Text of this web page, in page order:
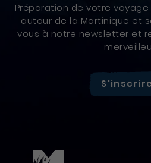
Préparation de votre
autour de la Martinique et
vous à notre newsletter et
S'inscrire